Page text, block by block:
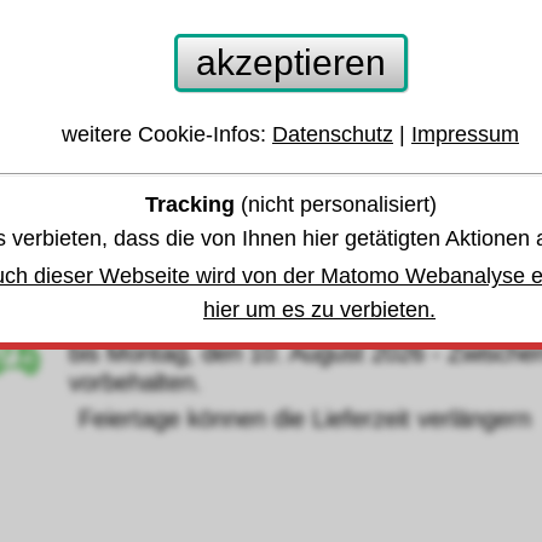
241 Schraubensicherung mittelfest
u. Garantie
Lagerbestand,
bis Montag, den 10. August 2026 -
vorbehalten.
können die Lieferzeit verlängern
akzeptieren
weitere Cookie-Infos: Datenschutz Impressum
Tracking (nicht personalisiert)
verbieten, dass die von Ihnen hier getätigten Aktionen
dieser Webseite wird von der Matomo Webanalyse
hier um es zu verbieten.